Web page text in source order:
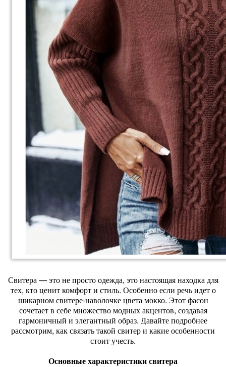
Свитера — это не просто одежда, это настоящая находка для
тех, кто ценит комфорт и стиль. Особенно если речь идет о
шикарном свитере-наволочке цвета мокко. Этот фасон
сочетает в себе множество модных акцентов, создавая
гармоничный и элегантный образ. Давайте подробнее
рассмотрим, как связать такой свитер и какие особенности
стоит учесть.
Основные характеристики свитера